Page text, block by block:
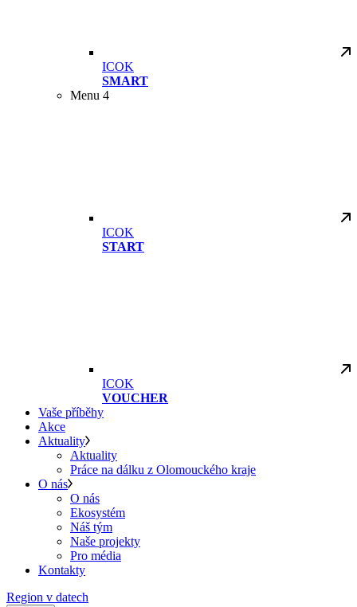
ICOK
SMART
Menu 4
ICOK
START
ICOK
VOUCHER
Vaše příběhy
Akce
Aktuality
Aktuality
Práce na dálku z Olomouckého kraje
O nás
O nás
Ekosystém
Náš tým
Naše projekty
Pro média
Kontakty
Region v datech